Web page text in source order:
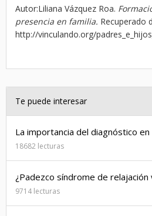
Autor:Liliana Vázquez Roa.
presencia en familia. Recuperado
http://vinculando.org/
Te puede interesar
La importancia del diagnóstico
18682 lecturas
¿Padezco síndrome de
9714 lecturas